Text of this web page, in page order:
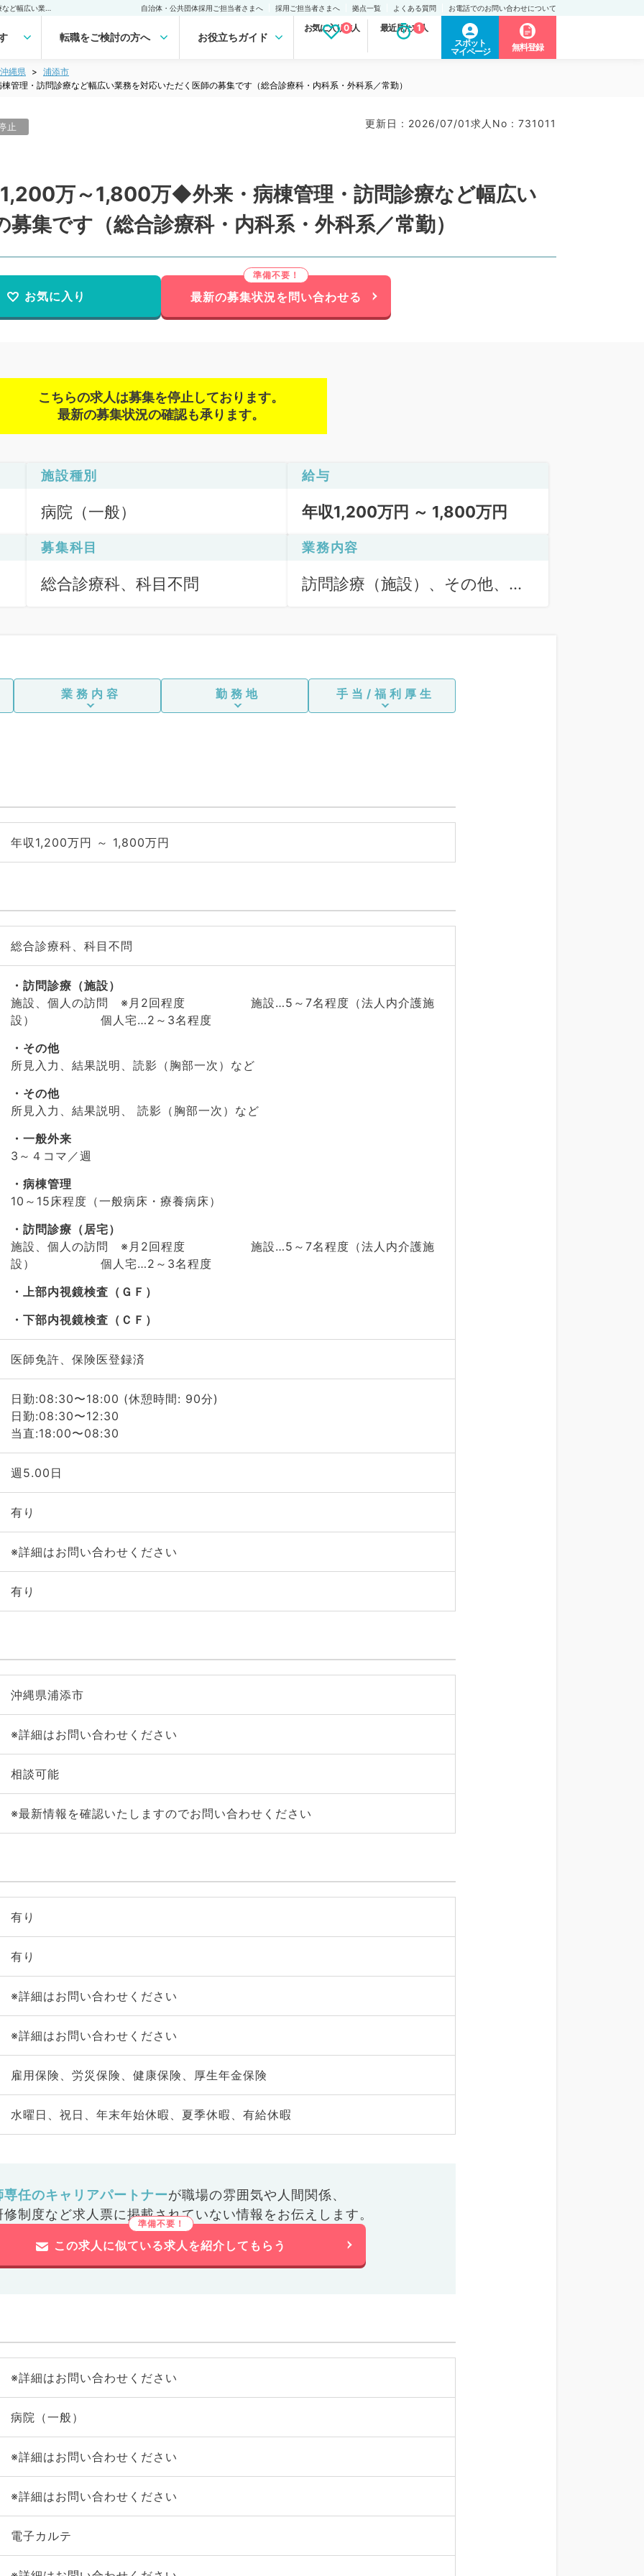
自治体・公共団体採用ご担当者さまへ 採用ご担当者さまへ 拠点一覧 よくある質問 お電話でのお問い合わせについて
転職をご検討の方へ お役立ちガイド
お気に入り求人
0 最近見た求人
1
スポット
マイページ
無料登録
沖縄県
浦添市
理・訪問診療など幅広い業務を対応いただく医師の募集です（総合診療科・内科系・外科系／常勤）
止 更新日 : 2026/07/01求人No : 731011
万～1,800万◆外来・病棟管理・訪問診療など幅広い
集です（総合診療科・内科系・外科系／常勤）
お気に入り 最新の募集状況を問い合わせる
こちらの求人は募集を停止しております。
最新の募集状況の確認も承ります。
施設種別
病院（一般）
給与
年収1,200万円 ～ 1,800万円
募集科目
総合診療科、科目不問
業務内容
訪問診療（施設）、その他、そ
（ＣＦ）
業務内容 勤務地 手当/福利厚生
年収1,200万円 ～ 1,800万円
総合診療科、科目不問
訪問診療（施設）
施設、個人の訪問 ※月2回程度 施設…5～7名程度（法人内介護施
設） 個人宅…2～3名程度
その他
所見入力、結果説明、読影（胸部一次）など
その他
所見入力、結果説明、 読影（胸部一次）など
一般外来
3～４コマ／週
病棟管理
10～15床程度（一般病床・療養病床）
訪問診療（居宅）
施設、個人の訪問 ※月2回程度 施設…5～7名程度（法人内介護施
設） 個人宅…2～3名程度
上部内視鏡検査（ＧＦ）
下部内視鏡検査（ＣＦ）
医師免許、保険医登録済
日勤:08:30〜18:00 (休憩時間: 90分)
日勤:08:30〜12:30
当直:18:00〜08:30
週5.00日
有り
※詳細はお問い合わせください
有り
沖縄県浦添市
※詳細はお問い合わせください
相談可能
※最新情報を確認いたしますのでお問い合わせください
有り
有り
※詳細はお問い合わせください
※詳細はお問い合わせください
雇用保険、労災保険、健康保険、厚生年金保険
水曜日、祝日、年末年始休暇、夏季休暇、有給休暇
専任のキャリアパートナーが職場の雰囲気や人間関係、
修制度など求人票に掲載されていない情報をお伝えします。
この求人に似ている求人を紹介してもらう
※詳細はお問い合わせください
病院（一般）
※詳細はお問い合わせください
※詳細はお問い合わせください
電子カルテ